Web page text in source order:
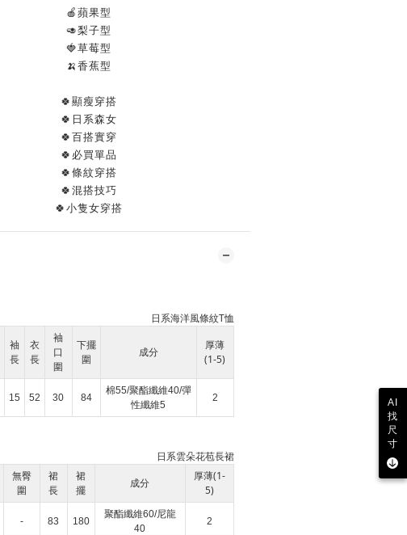
🍎蘋果型
🥑梨子型
🍓草莓型
🍌香蕉型
🍀顯瘦穿搭
🍀日系森女
🍀百搭實穿
🍀必買單品
🍀條紋穿搭
🍀混搭技巧
🍀小隻女穿搭
日系海洋風條紋T恤
袖
長
衣
長
袖
口
圍
下擺
圍
成分
厚薄
(1-5)
15 52 30 84
棉55/聚酯纖維40/彈
性纖維5
2
日系雲朵花苞長裙
無臀
圍
裙
長
裙
擺
成分
厚薄(1-
5)
- 83 180
聚酯纖維60/尼龍
40
2
AI
找
尺
寸